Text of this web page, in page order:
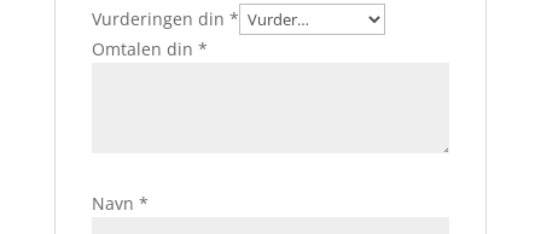
Vurderingen din *
Omtalen din *
Navn *